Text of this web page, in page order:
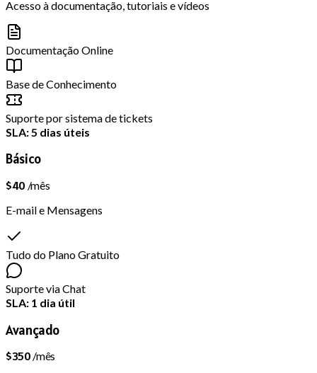
Acesso à documentação, tutoriais e vídeos
Documentação Online
Base de Conhecimento
Suporte por sistema de tickets
SLA: 5 dias úteis
Básico
$40 /mês
E-mail e Mensagens
Tudo do Plano Gratuito
Suporte via Chat
SLA: 1 dia útil
Avançado
$350/mês